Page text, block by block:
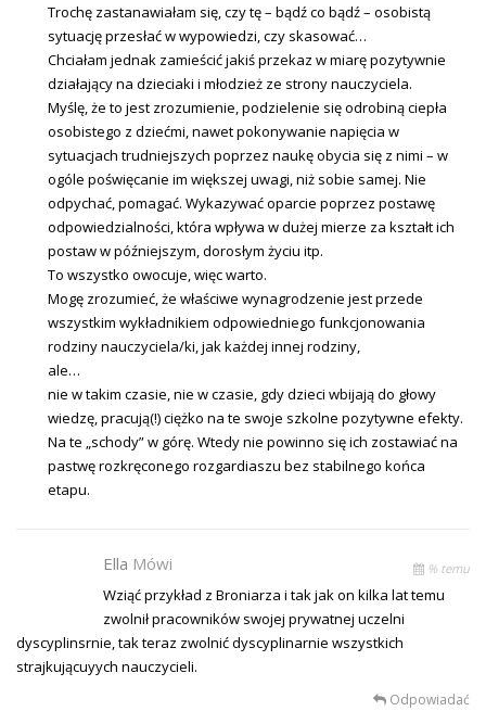
Trochę zastanawiałam się, czy tę – bądź co bądź – osobistą
sytuację przesłać w wypowiedzi, czy skasować…
Chciałam jednak zamieścić jakiś przekaz w miarę pozytywnie
działający na dzieciaki i młodzież ze strony nauczyciela.
Myślę, że to jest zrozumienie, podzielenie się odrobiną ciepła
osobistego z dziećmi, nawet pokonywanie napięcia w
sytuacjach trudniejszych poprzez naukę obycia się z nimi – w
ogóle poświęcanie im większej uwagi, niż sobie samej. Nie
odpychać, pomagać. Wykazywać oparcie poprzez postawę
odpowiedzialności, która wpływa w dużej mierze za kształt ich
postaw w późniejszym, dorosłym życiu itp.
To wszystko owocuje, więc warto.
Mogę zrozumieć, że właściwe wynagrodzenie jest przede
wszystkim wykładnikiem odpowiedniego funkcjonowania
rodziny nauczyciela/ki, jak każdej innej rodziny,
ale…
nie w takim czasie, nie w czasie, gdy dzieci wbijają do głowy
wiedzę, pracują(!) ciężko na te swoje szkolne pozytywne efekty.
Na te „schody” w górę. Wtedy nie powinno się ich zostawiać na
pastwę rozkręconego rozgardiaszu bez stabilnego końca
etapu.
Ella Mówi % temu
Wziąć przykład z Broniarza i tak jak on kilka lat temu
zwolnił pracowników swojej prywatnej uczelni
dyscyplinsrnie, tak teraz zwolnić dyscyplinarnie wszystkich
strajkującuyych nauczycieli.
Odpowiadać